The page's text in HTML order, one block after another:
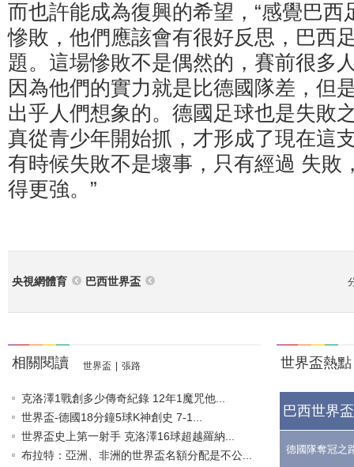
而也許能成為復興的希望，“感覺巴西
慘敗，他們應該會有很好反思，巴西
題。這場慘敗不是偶然的，賽前很多
因為他們的實力就是比德國隊差，但
出乎人們想象的。德國足球也是失敗
真從青少年開始抓，才形成了現在這
有時候失敗不是壞事，只有經過 失敗
得更強。”
央視網體育 巴西世界盃
相關閱讀 世界盃 張路
克洛澤1戰創多少傳奇紀錄 12年1魔咒他...
世界盃-德國18分鐘5球K神創史 7-1...
世界盃史上第一射手 克洛澤16球超越羅納...
布拉特：亞洲、非洲的世界盃名額分配是不公...
世界盃熱點
巴西世界
德國隊奪冠之